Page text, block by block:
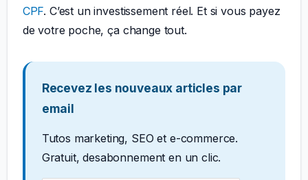
CPF. C’est un investissement réel. Et si vous payez
de votre poche, ça change tout.
Recevez les nouveaux articles par
email
Tutos marketing, SEO et e-commerce.
Gratuit, desabonnement en un clic.